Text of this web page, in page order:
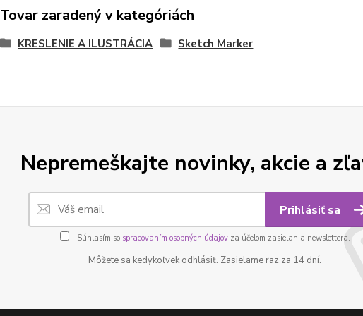
Tovar zaradený v kategóriách
KRESLENIE A ILUSTRÁCIA Sketch Marker
Nepremeškajte novinky, akcie a
Prihlásiť sa
Súhlasím so spracovaním osobných údajovza účelom zasielania newslettera.
Môžete sa kedykoľvek odhlásiť. Zasielame raz za 14 dní.